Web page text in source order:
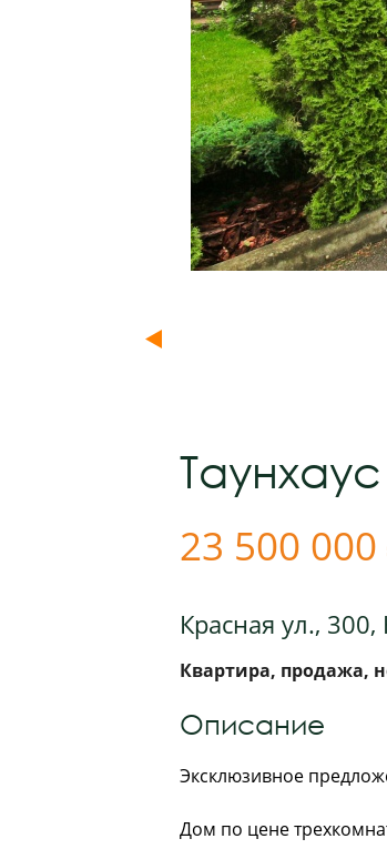
23 500 000
Красная ул.,
Квартира, продажа,
Описание
Эксклюзивное
Дом по цене